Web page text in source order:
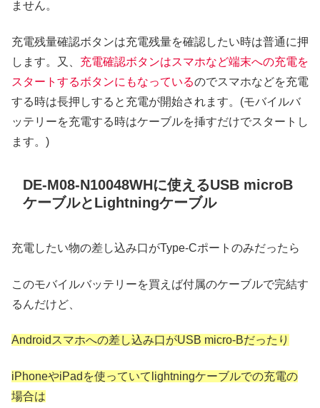
ません。
充電残量確認ボタンは充電残量を確認したい時は普通に押
します。又、 充電確認ボタンはスマホなど端末への充電を
スタートするボタンにもなっているのでスマホなどを充電
する時は長押しすると充電が開始されます。(モバイルバ
ッテリーを充電する時はケーブルを挿すだけでスタートし
ます。)
DE-M08-N10048WHに使えるUSB microB
ケーブルとLightningケーブル
充電したい物の差し込み口がType-Cポートのみだったら
このモバイルバッテリーを買えば付属のケーブルで完結す
るんだけど、
Androidスマホへの差し込み口がUSB micro-Bだったり
iPhoneやiPadを使っていてlightningケーブルでの充電の
場合は